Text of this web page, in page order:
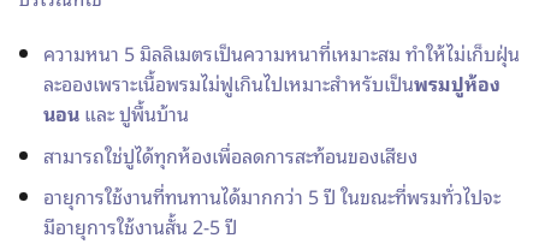
ความหนา 5 มิลลิเมตรเป็นความหนาที่เหมาะสม ทำให้ไม่เก็บฝุ่น
ละอองเพราะเนื้อพรมไม่ฟูเกินไปเหมาะสำหรับเป็นพรมปูห้อง
นอนและ ปูพื้นบ้าน
สามารถใช่ปูได้ทุกห้องเพื่อลดการสะท้อนของเสียง
อายุการใช้งานที่ทนทานได้มากกว่า 5 ปี ในขณะที่พรมทั่วไปจะ
มีอายุการใช้งานสั้น 2-5 ปี